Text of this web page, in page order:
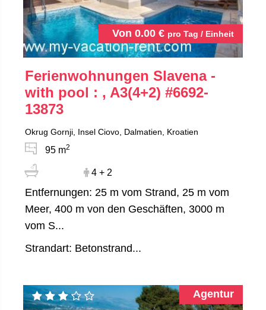
Von 0.00 € pro Tag / Einheit
Ferienwohnungen Slavena -
with pool : , A3(4+2) #6692-
13873
Okrug Gornji, Insel Ciovo, Dalmatien, Kroatien
95 m2
4 + 2
Entfernungen: 25 m vom Strand, 25 m vom
Meer, 400 m von den Geschäften, 3000 m
vom S...
Strandart: Betonstrand...
Agentur